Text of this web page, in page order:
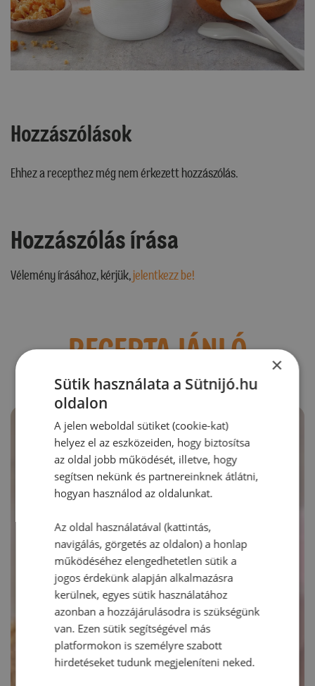
Hozzászólások
Ehhez a recepthez még nem érkezett hozzászólás.
Hozzászólás írása
Vélemény írásához, kérjük,jelentkezz be!
RECEPTAJÁNLÓ ×
Sütik használata a Sütnijó.hu
oldalon
A jelen weboldal sütiket (cookie-kat)
helyez el az eszközeiden, hogy biztosítsa
az oldal jobb működését, illetve, hogy
segítsen nekünk és partnereinknek átlátni,
hogyan használod az oldalunkat.
Az oldal használatával (kattintás,
navigálás, görgetés az oldalon) a honlap
működéséhez elengedhetetlen sütik a
jogos érdekünk alapján alkalmazásra
kerülnek, egyes sütik használatához
azonban a hozzájárulásodra is szükségünk
van. Ezen sütik segítségével más
platformokon is személyre szabott
hirdetéseket tudunk megjeleníteni neked.